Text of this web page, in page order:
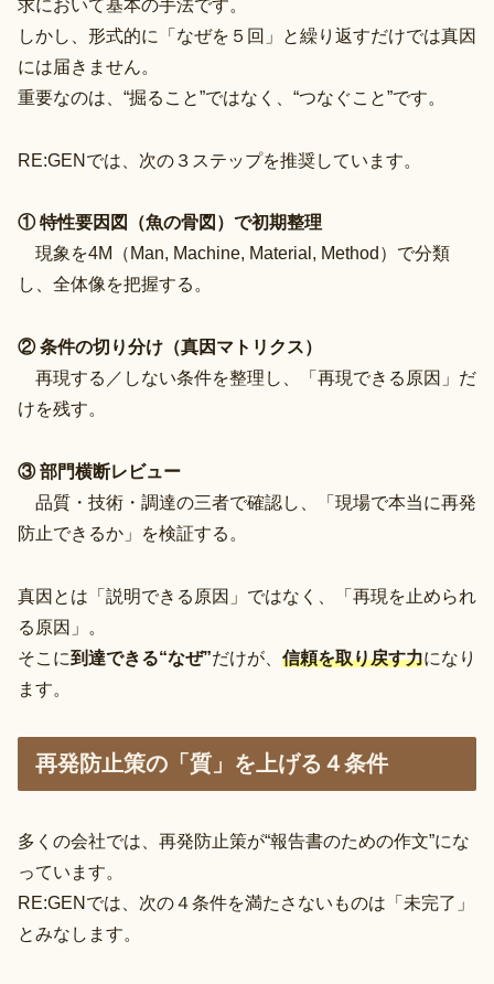
求において基本の手法です。
しかし、形式的に「なぜを５回」と繰り返すだけでは真因
には届きません。
重要なのは、“掘ること”ではなく、“つなぐこと”です。
RE:GENでは、次の３ステップを推奨しています。
① 特性要因図（魚の骨図）で初期整理
現象を4M（Man, Machine, Material, Method）で分類
し、全体像を把握する。
② 条件の切り分け（真因マトリクス）
再現する／しない条件を整理し、「再現できる原因」だ
けを残す。
③ 部門横断レビュー
品質・技術・調達の三者で確認し、「現場で本当に再発
防止できるか」を検証する。
真因とは「説明できる原因」ではなく、「再現を止められ
る原因」。
そこに到達できる“なぜ”だけが、 信頼を取り戻す力になり
ます。
再発防止策の「質」を上げる４条件
多くの会社では、再発防止策が“報告書のための作文”にな
っています。
RE:GENでは、次の４条件を満たさないものは「未完了」
とみなします。